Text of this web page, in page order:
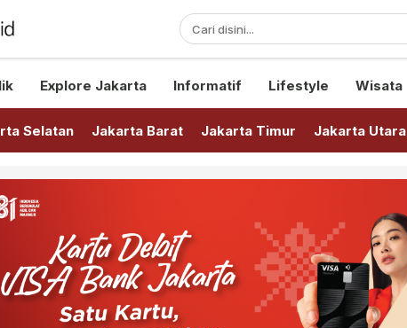
Ada Disini!
Explore Jakarta Informatif Lifestyle Wisata
Selatan Jakarta Barat Jakarta Timur Jakarta Utara